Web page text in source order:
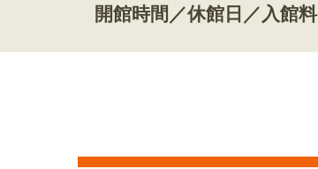
開館時間／休館日／入館料